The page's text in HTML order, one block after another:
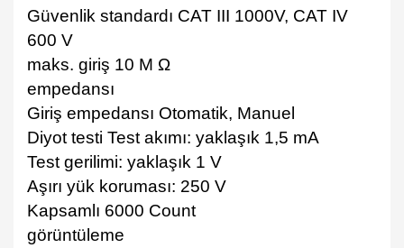
Güvenlik standardı CAT III 1000V, CAT IV
600 V
maks. giriş 10 M Ω
empedansı
Giriş empedansı Otomatik, Manuel
Diyot testi Test akımı: yaklaşık 1,5 mA
Test gerilimi: yaklaşık 1 V
Aşırı yük koruması: 250 V
Kapsamlı 6000 Count
görüntüleme